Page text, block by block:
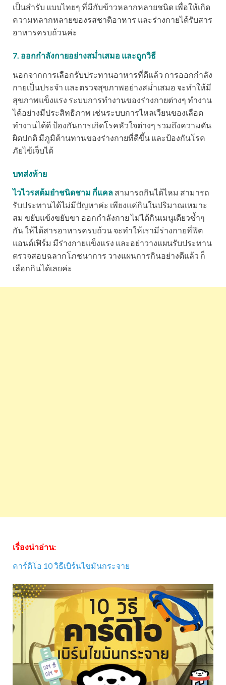
เป็นสำรับ แบบไทยๆ ที่มีกับข้าวหลากหลายชนิด เพื่อให้เกิด
ความหลากหลายของรสชาติอาหาร และร่างกายได้รับสาร
อาหารครบถ้วนค่ะ
7. ออกกำลังกายอย่างสม่ำเสมอ และถูกวิธี
นอกจากการเลือกรับประทานอาหารที่ดีแล้ว การออกกำลัง
กายเป็นประจำ และตรวจสุขภาพอย่างสม่ำเสมอ จะทำให้มี
สุขภาพแข็งแรง ระบบการทำงานของร่างกายต่างๆ ทำงาน
ได้อย่างมีประสิทธิภาพ เช่นระบบการไหลเวียนของเลือด
ทำงานได้ดี ป้องกันการเกิดโรคหัวใจต่างๆ รวมถึงความดัน
ผิดปกติ มีภูมิต้านทานของร่างกายที่ดีขึ้น และป้องกันโรค
ภัยไข้เจ็บได้
บทส่งท้าย
ไวไวรสต้มยำชนิดชาม กี่แคล สามารถกินได้ไหม สามารถ
รับประทานได้ไม่มีปัญหาค่ะ เพียงแค่กินในปริมาณเหมาะ
สม ขยับแข้งขยับขา ออกกำลังกาย ไม่ได้กินเมนูเดียวซ้ำๆ
กัน ให้ได้สารอาหารครบถ้วน จะทำให้เรามีร่างกายที่ฟิต
แอนด์เฟิร์ม มีร่างกายแข็งแรง และอย่าวางแผนรับประทาน
ตรวจสอบฉลากโภชนาการ วางแผนการกินอย่างดีแล้ว ก็
เลือกกินได้เลยค่ะ
เรื่องน่าอ่าน:
คาร์ดิโอ 10 วิธีเบิร์นไขมันกระจาย